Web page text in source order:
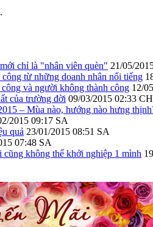
chỉ là "nhân viên quèn" 21/05/
từ những doanh nhân nổi tiếng
và người không thành công 12/
của trường đời 09/03/2015 02:33 CH
– Mùa nào, hướng nào hưng
2015 09:17 SA
quả 23/01/2015 08:51 SA
07:48 SA
không thể khởi nghiệp 1 mình